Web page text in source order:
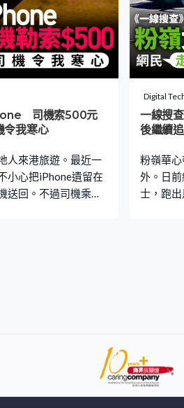
不適召白車 乘客抱
車無聲出粉嶺女子追
續追 網民：真係值
段的最初，已看到有
亦顯示為雙白線，未
途中突然打燈，並切
，涉事的士逆行了一
正迎面駛向，近乎撞
定，汽
– 司機問
片至
私家車
雙白線
從後方
及時減
駕駛全過
最大問題
司機索500元
令我寒心
人來港旅遊。最近一
小心把iPhone遺留在
回。不過司機乘機
與司機交涉過程中，
Digital
一線搜
後繼續
粉嶺華
外。日
士，跑出
大呼驚
章： 口
日）上
褲、孭背
巴士，沿
線小巴